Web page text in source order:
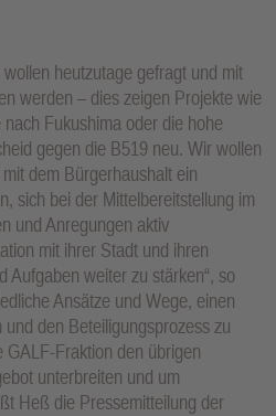
heutzutage gefragt und mit
werden – dies zeigen Projekte wie
Fukushima oder die hohe
gegen die B519 neu. Wir wollen
dem Bürgerhaushalt ein
sich bei der Mittelbereitstellung im
und Anregungen aktiv
mit ihrer Stadt und ihren
Aufgaben weiter zu stärken“, so
Ansätze und Wege, einen
und den Beteiligungsprozess zu
Fraktion den übrigen
unterbreiten und um
Heß die Pressemitteilung der